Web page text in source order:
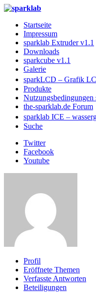
Startseite
Impressum
sparklab Extruder v1.1
Downloads
sparkcube v1.1
Galerie
sparkLCD – Grafik
Produkte
Nutzungsbedingungen
the-sparklab.de Forum
sparklab ICE –
Suche
Twitter
Facebook
Youtube
Profil
Eröffnete Themen
Verfasste Antworten
Beteiligungen